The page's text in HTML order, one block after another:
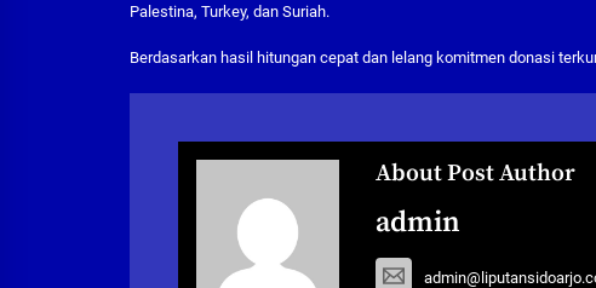
Palestina, Turkey, dan Suriah.
Berdasarkan hasil hitungan cepat dan lelang komitmen donasi
About Post Author
admin